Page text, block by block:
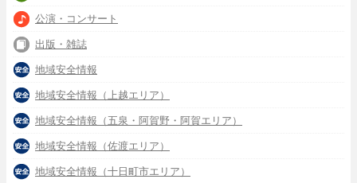
公演・コンサート
出版・雑誌
地域安全情報
地域安全情報（上越エリア）
地域安全情報（五泉・阿賀野・阿賀エリア）
地域安全情報（佐渡エリア）
地域安全情報（十日町市エリア）